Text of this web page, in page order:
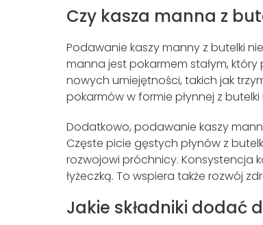
Czy kasza manna z
Podawanie kaszy manny z butelki
manna jest pokarmem stałym,
nowych umiejętności, takich jak
pokarmów w formie płynnej z
Dodatkowo, podawanie kaszy
Częste picie gęstych płynów z
rozwojowi próchnicy. Konsystencja
łyżeczką. To wspiera także rozwój
Jakie składniki dodać